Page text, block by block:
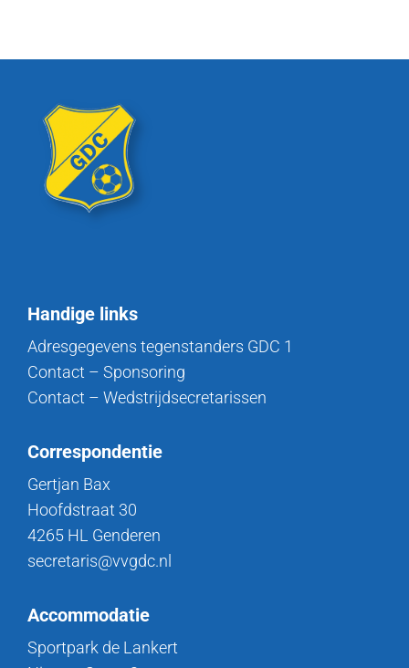
Handige links
Adresgegevens tegenstanders GDC 1
Contact – Sponsoring
Contact – Wedstrijdsecretarissen
Correspondentie
Gertjan Bax
Hoofdstraat 30
4265 HL Genderen
secretaris@vvgdc.nl
Accommodatie
Sportpark de Lankert